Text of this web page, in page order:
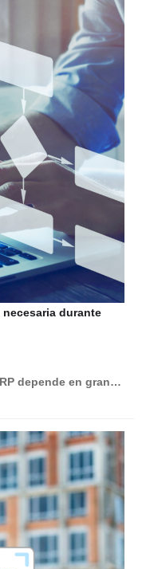
durante
depende en gran…